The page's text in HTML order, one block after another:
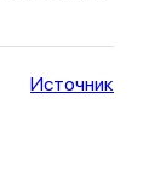
Источник